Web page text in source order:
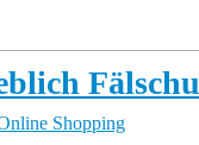
Shopping